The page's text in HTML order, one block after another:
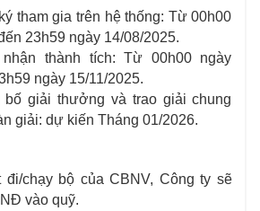
tham gia trên hệ thống: Từ 00h00
23h59 ngày 14/08/2025.
thành tích: Từ 00h00 ngày
ngày 15/11/2025.
giải thưởng và trao giải chung
giải: dự kiến Tháng 01/2026.
chạy bộ của CBNV, Công ty sẽ
vào quỹ.